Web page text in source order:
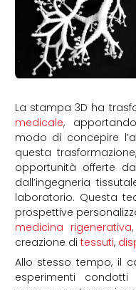
La stampa 3D ha
medicale,
modo di concepire
questa
opportunità offerte
dall’ingegneria
laboratorio. Questa
prospettive
medicina rigenerativa
creazione di tessuti,
Allo stesso tempo, il
esperimenti